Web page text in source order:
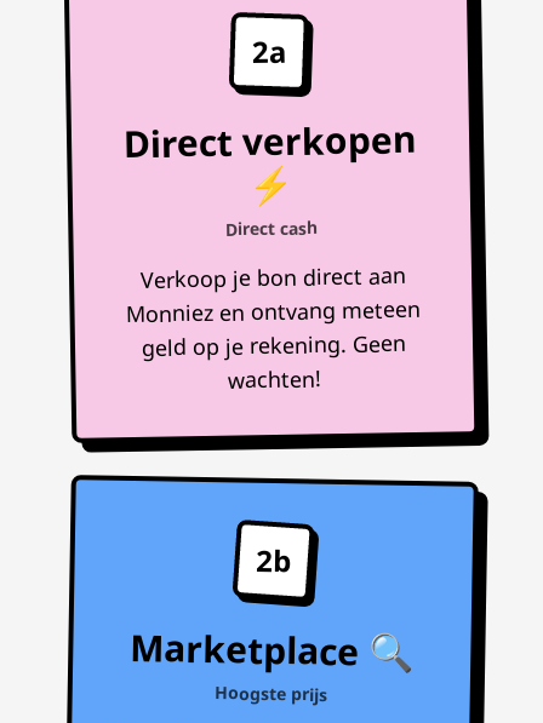
2a
Direct verkopen
⚡
Direct cash
Verkoop je bon direct aan
Monniez en ontvang meteen
geld op je rekening. Geen
wachten!
2b
Marketplace 🔍
Hoogste prijs